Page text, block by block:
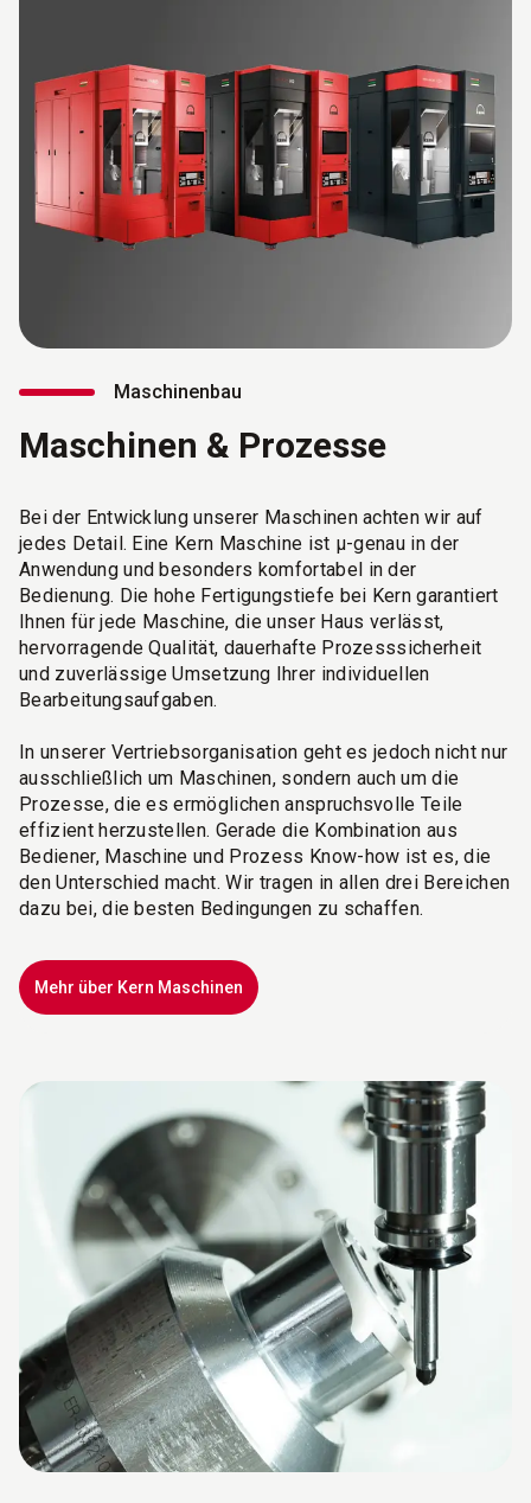
Maschinenbau
Maschinen & Prozesse
Bei der Entwicklung unserer Maschinen achten wir auf
jedes Detail. Eine Kern Maschine ist µ-genau in der
Anwendung und besonders komfortabel in der
Bedienung. Die hohe Fertigungstiefe bei Kern garantiert
Ihnen für jede Maschine, die unser Haus verlässt,
hervorragende Qualität, dauerhafte Prozesssicherheit
und zuverlässige Umsetzung Ihrer individuellen
Bearbeitungsaufgaben.
In unserer Vertriebsorganisation geht es jedoch nicht nur
ausschließlich um Maschinen, sondern auch um die
Prozesse, die es ermöglichen anspruchsvolle Teile
effizient herzustellen. Gerade die Kombination aus
Bediener, Maschine und Prozess Know-how ist es, die
den Unterschied macht. Wir tragen in allen drei Bereichen
dazu bei, die besten Bedingungen zu schaffen.
Mehr über Kern Maschinen